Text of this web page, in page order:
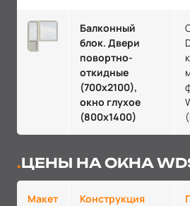
Балконный
блок. Двери
повортно-
откидные
(700х2100),
окно глухое
(800х1400)
ЦЕНЫ НА ОКНА
Макет Конструкция